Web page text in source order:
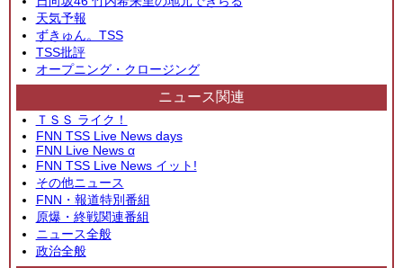
天気予報
ずきゅん。TSS
TSS批評
オープニング・クロージング
ニュース関連
ＴＳＳ ライク！
FNN TSS Live News days
FNN Live News α
FNN TSS Live News イット!
その他ニュース
FNN・報道特別番組
原爆・終戦関連番組
ニュース全般
政治全般